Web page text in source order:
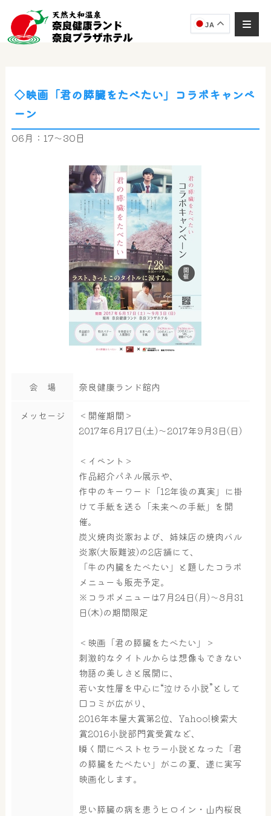
JA
◇映画「君の膵臓をたべたい」コラボキャンペ
ーン
06月：17～30日
会 場 奈良健康ランド館内
メッセージ
＜開催期間＞
2017年6月17日(土)～2017年9月3日(日)
＜イベント＞
作品紹介パネル展示や、
作中のキーワード「12年後の真実」に掛
けて手紙を送る「未来への手紙」を開
催。
炭火焼肉炎家および、姉妹店の焼肉バル
炎家(大阪難波)の2店舗にて、
「牛の内臓をたべたい」と題したコラボ
メニューも販売予定。
※コラボメニューは7月24日(月)～8月31
日(木)の期間限定
＜映画「君の膵臓をたべたい」＞
刺激的なタイトルからは想像もできない
物語の美しさと展開に、
若い女性層を中心に“泣ける小説”として
口コミが広がり、
2016年本屋大賞第2位、Yahoo!検索大
賞2016小説部門賞受賞など、
瞬く間にベストセラー小説となった「君
の膵臓をたべたい」がこの夏、遂に実写
映画化します。
思い膵臓の病を患うヒロイン・山内桜良